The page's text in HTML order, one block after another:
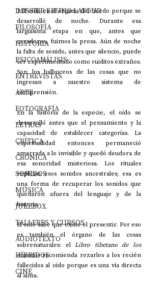
DOSSIER BRUNO LATOUR
FILOSOFÍA
HISTORIA
PSICOANÁLISIS
ENTREVISTAS
ARTE
FOTOGRAFÍA
LETRAS
CRÍTICA
CRÓNICA
SONIDOS
MÚSICA
JUKEBOX
TALLERES Y CURSOS
AUDIOTEXTO
HÍBRIDOS
CINE
1.El oído es el órgano del miedo porque se
desarrolló de noche. Durante esa
larguísima etapa en que, antes que
cazadores, fuimos la presa. Aún de noche
la falta de sonido, antes que silencio, puede
ser experimentado como ruiditos extraños.
Son los balbuceos de las cosas que no
ingresan a nuestro sistema de
comprensión.
En la historia de la especie, el oído se
desarrolló antes que el pensamiento y la
capacidad de establecer categorías. La
espiritualidad entonces permaneció
amarrada a lo invisible y quedó deudora de
esa sonoridad misteriosa. Los rituales
replican esos sonidos ancestrales; esa es
una forma de recuperar los sonidos que
quedaron afuera del lenguaje y de la
historia.
El oído sabe que existe el presentir. Por eso
es también el órgano de las cosas
sobrenaturales: el Libro tibetano de los
muertos recomienda rezarles a los recién
fallecidos al oído porque es una vía directa
al alma.